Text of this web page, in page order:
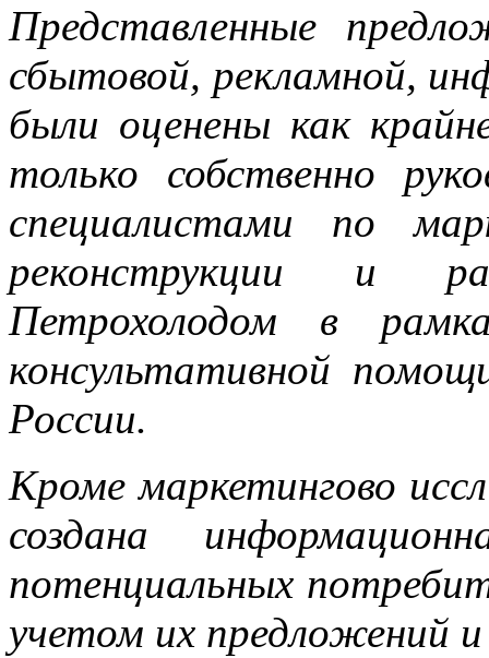
Представленные
сбытовой, рекламной,
были оценены как
только собственно
специалистами по
реконструкции и
Петрохолодом в
консультативной
России.
Кроме маркетингово
создана
потенциальных
учетом их предложений